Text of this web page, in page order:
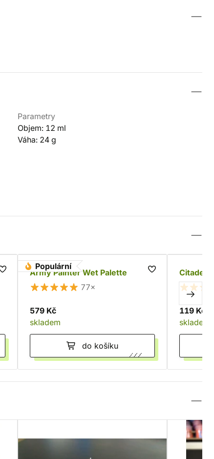
Parametry
Objem: 12 ml
Váha: 24 g
Populární
Army Painter Wet Palette
77×
579 Kč
skladem
do košíku
Citadel
119 Kč
skladem